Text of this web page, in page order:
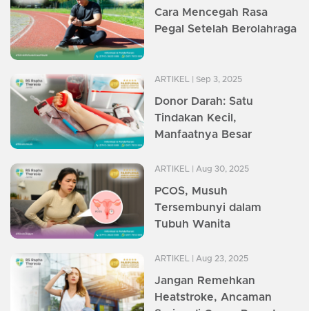
Cara Mencegah Rasa
Pegal Setelah Berolahraga
ARTIKEL | Sep 3, 2025
Donor Darah: Satu
Tindakan Kecil,
Manfaatnya Besar
ARTIKEL | Aug 30, 2025
PCOS, Musuh
Tersembunyi dalam
Tubuh Wanita
ARTIKEL | Aug 23, 2025
Jangan Remehkan
Heatstroke, Ancaman